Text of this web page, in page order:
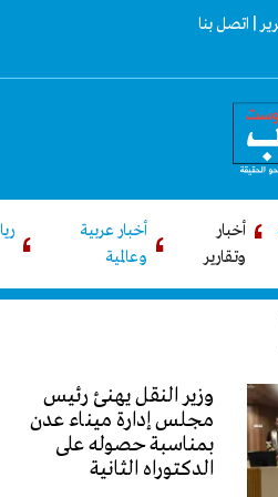
| اتصل بنا
أخبار
وتقارير
أخبار عربية
وعالمية
وزير النقل يهنئ رئيس
مجلس إدارة ميناء عدن
بمناسبة حصوله على
الدكتوراه الثانية